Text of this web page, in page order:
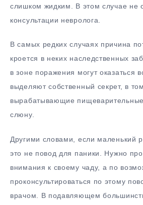
слишком жидким. В этом случае не
консультации невролога.
В самых редких случаях причина
кроется в неких наследственных
в зоне поражения могут оказаться
выделяют собственный секрет, в
вырабатывающие пищеварительные
слюну.
Другими словами, если маленький
это не повод для паники. Нужно
внимания к своему чаду, а по
проконсультироваться по этому
врачом. В подавляющем